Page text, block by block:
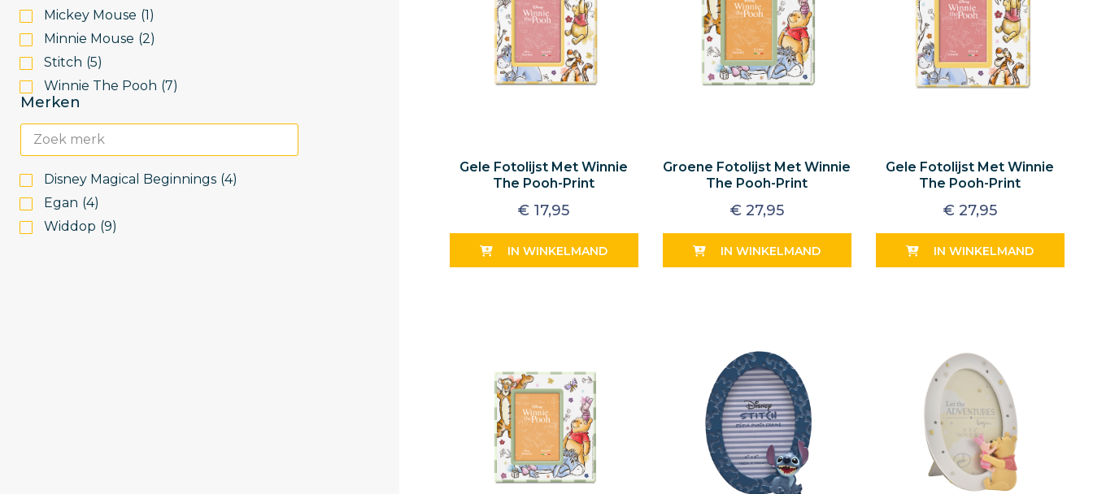
Mickey Mouse (1)
Minnie Mouse (2)
Stitch (5)
Winnie The Pooh (7)
Merken
Disney Magical Beginnings (4)
Egan (4)
Widdop (9)
Gele Fotolijst Met Winnie
The Pooh-Print
€ 17,95
IN WINKELMAND
Groene Fotolijst Met Winnie
The Pooh-Print
€ 27,95
IN WINKELMAND
Gele Fotolijst Met Winnie
The Pooh-Print
€ 27,95
IN WINKELMAND